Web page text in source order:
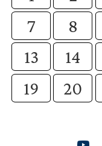
7
8
13
14
19
20